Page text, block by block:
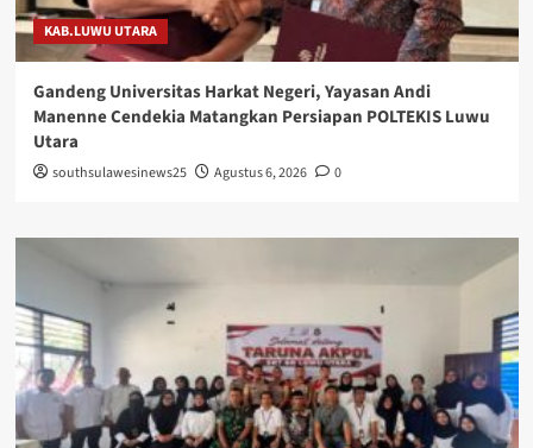
KAB.LUWU UTARA
Gandeng Universitas Harkat Negeri, Yayasan Andi
Manenne Cendekia Matangkan Persiapan POLTEKIS Luwu
Utara
southsulawesinews25 Agustus 6, 2026 0